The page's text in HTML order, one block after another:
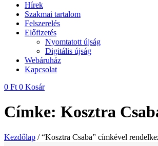
Hírek
Szakmai tartalom
Felszerelés
Előfizetés
Nyomtatott újság
Digitális újság
Webáruház
Kapcsolat
0 Ft 0 Kosár
Címke: Kosztra
Kezdőlap / “Kosztra Csaba” címkével